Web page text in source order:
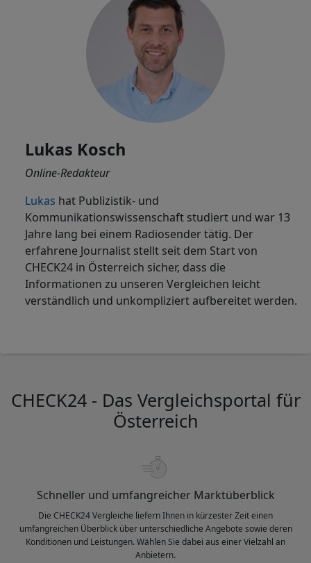
Lukas Kosch
Online-Redakteur
Lukas hat Publizistik- und
Kommunikationswissenschaft studiert und war 13
Jahre lang bei einem Radiosender tätig. Der
erfahrene Journalist stellt seit dem Start von
CHECK24 in Österreich sicher, dass die
Informationen zu unseren Vergleichen leicht
verständlich und unkompliziert aufbereitet werden.
CHECK24 - Das Vergleichsportal für
Österreich
Schneller und umfangreicher Marktüberblick
Die CHECK24 Vergleiche liefern Ihnen in kürzester Zeit einen
umfangreichen Überblick über unterschiedliche Angebote sowie deren
Konditionen und Leistungen. Wählen Sie dabei aus einer Vielzahl an
Anbietern.